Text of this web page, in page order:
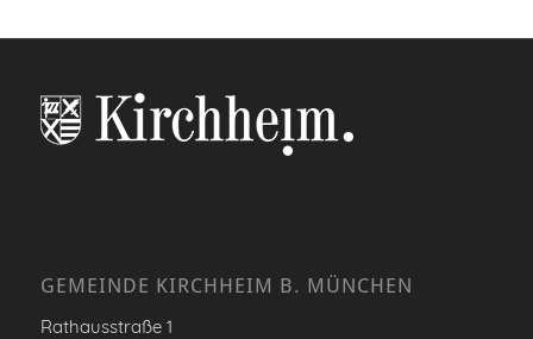
GEMEINDE KIRCHHEIM B. MÜNCHEN
Rathausstraße 1